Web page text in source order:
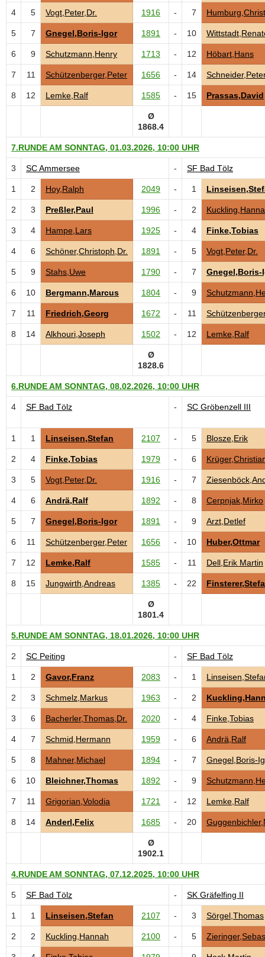
4 5 Vogt,Peter,Dr. 1916 - 7
5 7 Gnegel,Boris-Igor 1891 - 10
6 9 Schutzmann,Henry 1713 - 12 Höbart,Hans
7 11 Schützenberger,Peter 1656 - 14
8 12 Lemke,Ralf 1585 - 15 Prassas,David
Ø
1868.4
7.RUNDE AM SONNTAG, 01.03.2026, 10:00 UHR
3 SC Ammersee - SF Bad Tölz
1 2 Hoy,Ralph 2049 - 1
2 3 Preßler,Paul 1996 - 2
3 4 Hampe,Lars 1925 - 4 Finke,Tobias
4 6 Schöner,Christoph,Dr. 1891 - 5 Vogt,Peter,Dr.
5 9 Stahs,Uwe 1790 - 7 Gnegel,Boris-
6 10 Bergmann,Marcus 1804 - 9
7 11 Friedrich,Georg 1672 - 11
8 14 Alkhouri,Joseph 1502 - 12 Lemke,Ralf
Ø
1828.6
6.RUNDE AM SONNTAG, 08.02.2026, 10:00 UHR
4 SF Bad Tölz - SC Gröbenzell III
1 1 Linseisen,Stefan 2107 - 5 Blosze,Erik
2 4 Finke,Tobias 1979 - 6
3 5 Vogt,Peter,Dr. 1916 - 7
4 6 Andrä,Ralf 1892 - 8 Cerpnjak,Mirko
5 7 Gnegel,Boris-Igor 1891 - 9 Arzt,Detlef
6 11 Schützenberger,Peter 1656 - 10 Huber,Ottmar
7 12 Lemke,Ralf 1585 - 11 Dell,Erik Martin
8 15 Jungwirth,Andreas 1385 - 22
Ø
1801.4
5.RUNDE AM SONNTAG, 18.01.2026, 10:00 UHR
2 SC Peiting - SF Bad Tölz
1 2 Gavor,Franz 2083 - 1
2 3 Schmelz,Markus 1963 - 2
3 6 Bacherler,Thomas,Dr. 2020 - 4 Finke,Tobias
4 7 Schmid,Hermann 1959 - 6 Andrä,Ralf
5 8 Mahner,Michael 1894 - 7 Gnegel,Boris-
6 10 Bleichner,Thomas 1892 - 9
7 11 Grigorian,Volodia 1721 - 12 Lemke,Ralf
8 14 Anderl,Felix 1685 - 20
Ø
1902.1
4.RUNDE AM SONNTAG, 07.12.2025, 10:00 UHR
5 SF Bad Tölz - SK Gräfelfing II
1 1 Linseisen,Stefan 2107 - 3 Sörgel,Thomas
2 2 Kuckling,Hannah 2100 - 5